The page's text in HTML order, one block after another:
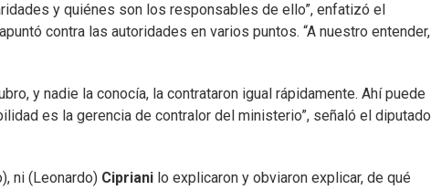
y quiénes son los responsables de ello”, enfatizó el
contra las autoridades en varios puntos. “A nuestro entender,
y nadie la conocía, la contrataron igual rápidamente. Ahí puede
es la gerencia de contralor del ministerio”, señaló el diputado
ni (Leonardo) Cipriani lo explicaron y obviaron explicar, de qué